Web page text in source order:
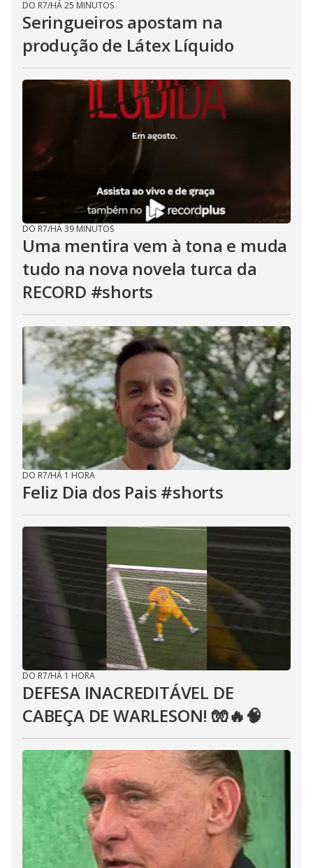
DO R7/HÁ 25 MINUTOS
Seringueiros apostam na
produção de Látex Líquido
DO R7/HÁ 39 MINUTOS
Uma mentira vem à tona e muda
tudo na nova novela turca da
RECORD #shorts
DO R7/HÁ 1 HORA
Feliz Dia dos Pais #shorts
DO R7/HÁ 1 HORA
DEFESA INACREDITÁVEL DE
CABEÇA DE WARLESON! 🧤🔥🧠